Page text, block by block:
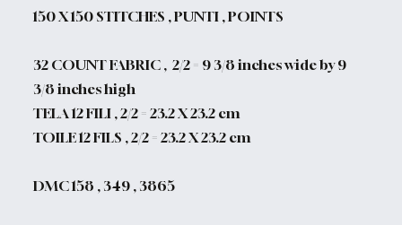
150X 150 STITCHES , PUNTI , POINTS
32 COUNT FABRIC , 2/2 = 9 3/8 inches wide by 9
3/8 inches high
TELA 12 FILI , 2/2 = 23.2 X 23.2 cm
TOILE 12 FILS , 2/2 = 23.2 X 23.2 cm
DMC 158 , 349 , 3865